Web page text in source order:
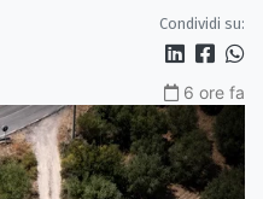
Condividi su:
6 ore fa